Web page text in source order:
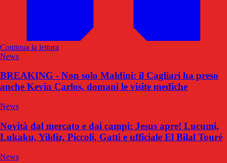
Continua la lettura
News
BREAKING - Non solo Maldini: il Cagliari ha preso
anche Kevin Carlos, domani le visite mediche
News
Novità dal mercato e dai campi: Jesus apre! Lucumi,
Lukaku, Yildiz, Piccoli, Gatti e ufficiale El Bilal Touré
News